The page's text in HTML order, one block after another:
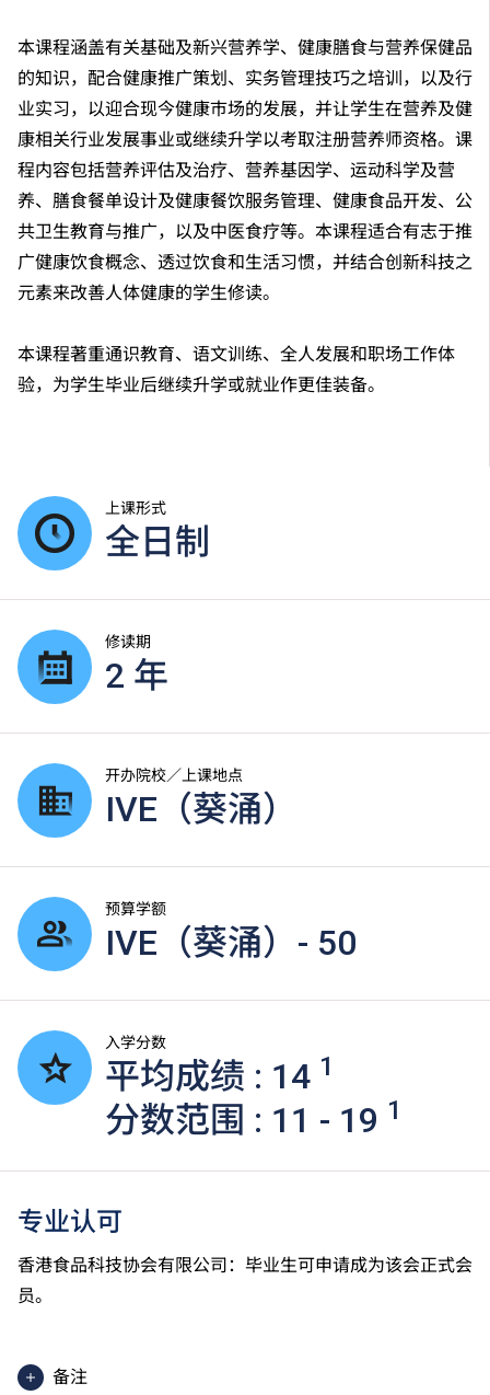
本课程涵盖有关基础及新兴营养学、健康膳食与营养保健品
的知识，配合健康推广策划、实务管理技巧之培训，以及行
业实习，以迎合现今健康巿场的发展，并让学生在营养及健
康相关行业发展事业或继续升学以考取注册营养师资格。课
程内容包括营养评估及治疗、营养基因学、运动科学及营
养、膳食餐单设计及健康餐饮服务管理、健康食品开发、公
共卫生教育与推广，以及中医食疗等。本课程适合有志于推
广健康饮食概念、透过饮食和生活习惯，并结合创新科技之
元素来改善人体健康的学生修读。
本课程著重通识教育、语文训练、全人发展和职场工作体
验，为学生毕业后继续升学或就业作更佳装备。
上课形式
全日制
修读期
2 年
开办院校／上课地点
IVE（葵涌）
预算学额
IVE（葵涌）- 50
入学分数
平均成绩 : 14 1
分数范围 : 11 - 19 1
专业认可
香港食品科技协会有限公司：毕业生可申请成为该会正式会
员。
备注